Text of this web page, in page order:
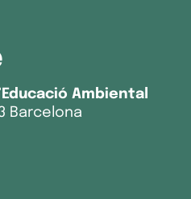
Ambiental
Barcelona